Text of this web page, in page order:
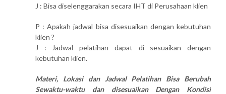
J : Bisa diselenggarakan secara IHT di Perusahaan klien
P : Apakah jadwal bisa disesuaikan dengan kebutuhan
klien ?
J : Jadwal pelatihan dapat di sesuaikan dengan
kebutuhan klien.
Materi, Lokasi dan Jadwal Pelatihan Bisa Berubah
Sewaktu-waktu dan disesuaikan Dengan Kondisi